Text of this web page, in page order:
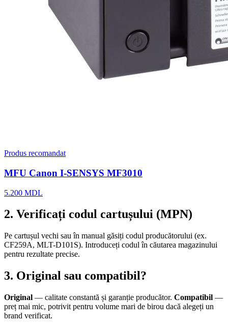
Produs recomandat
MFU Canon I-SENSYS MF3010
5.200 MDL
2. Verificați codul cartușului (MPN)
Pe cartușul vechi sau în manual găsiți codul producătorului (ex.
CF259A, MLT-D101S). Introduceți codul în căutarea magazinului
pentru rezultate precise.
3. Original sau compatibil?
Original — calitate constantă și garanție producător. Compatibil —
preț mai mic, potrivit pentru volume mari de birou dacă alegeți un
brand verificat.